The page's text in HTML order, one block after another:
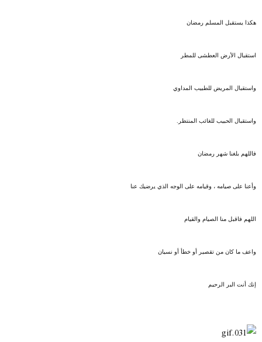
هكذا يستقبل المسلم رمضان
استقبال الأرض العطشى للمطر
واستقبال المريض للطبيب المداوي
واستقبال الحبيب للغائب المنتظر.
فاللهم بلغنا شهر رمضان
وأعنا على صيامه ، وقيامه على الوجه الذي يرضيك عنا
اللهم فاقبل منا الصيام والقيام
واعف ما كان من تقصير أو خطأ أو نسيان
إنك أنت البر الرحيم